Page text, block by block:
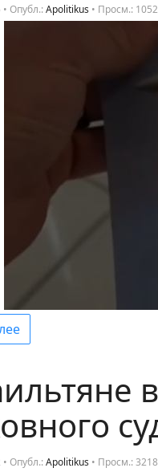
Опубл.:Apolitikus • Просм.:
Опубл.:Apolitikus • Просм.: 3218